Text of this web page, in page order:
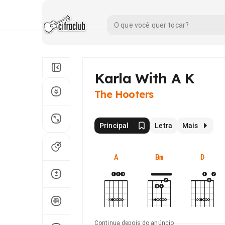
Karla With A K
The Hooters
Principal Letra Mais
A Bm D
Continua depois do anúncio